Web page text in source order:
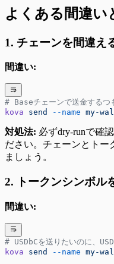
よくある間違い
1. チェーンを間違え
間違い:
# Baseチェーンで送金するつ
kova send --name my-
対処法: 必ずdry-runで確
ださい。チェーンとトー
ましょう。
2. トークンシンボル
間違い:
# USDbCを送りたいのに、
kova send --name my-